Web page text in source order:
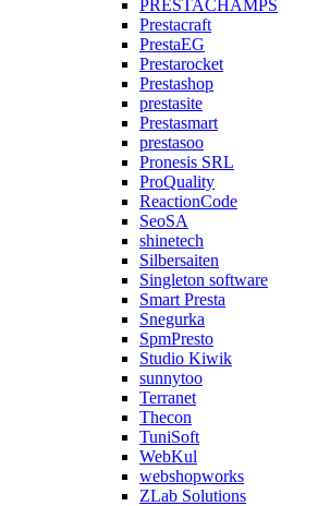
PRESTACHAMPS
Prestacraft
PrestaEG
Prestarocket
Prestashop
prestasite
Prestasmart
prestasoo
Pronesis SRL
ProQuality
ReactionCode
SeoSA
shinetech
Silbersaiten
Singleton software
Smart Presta
Snegurka
SpmPresto
Studio Kiwik
sunnytoo
Terranet
Thecon
TuniSoft
WebKul
webshopworks
ZLab Solutions